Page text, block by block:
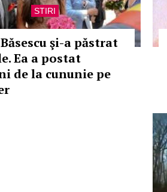
STIRI
şi-a păstrat
Ea a postat
de la cununie pe